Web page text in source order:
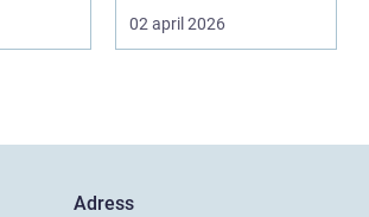
02 april 2026
Adress